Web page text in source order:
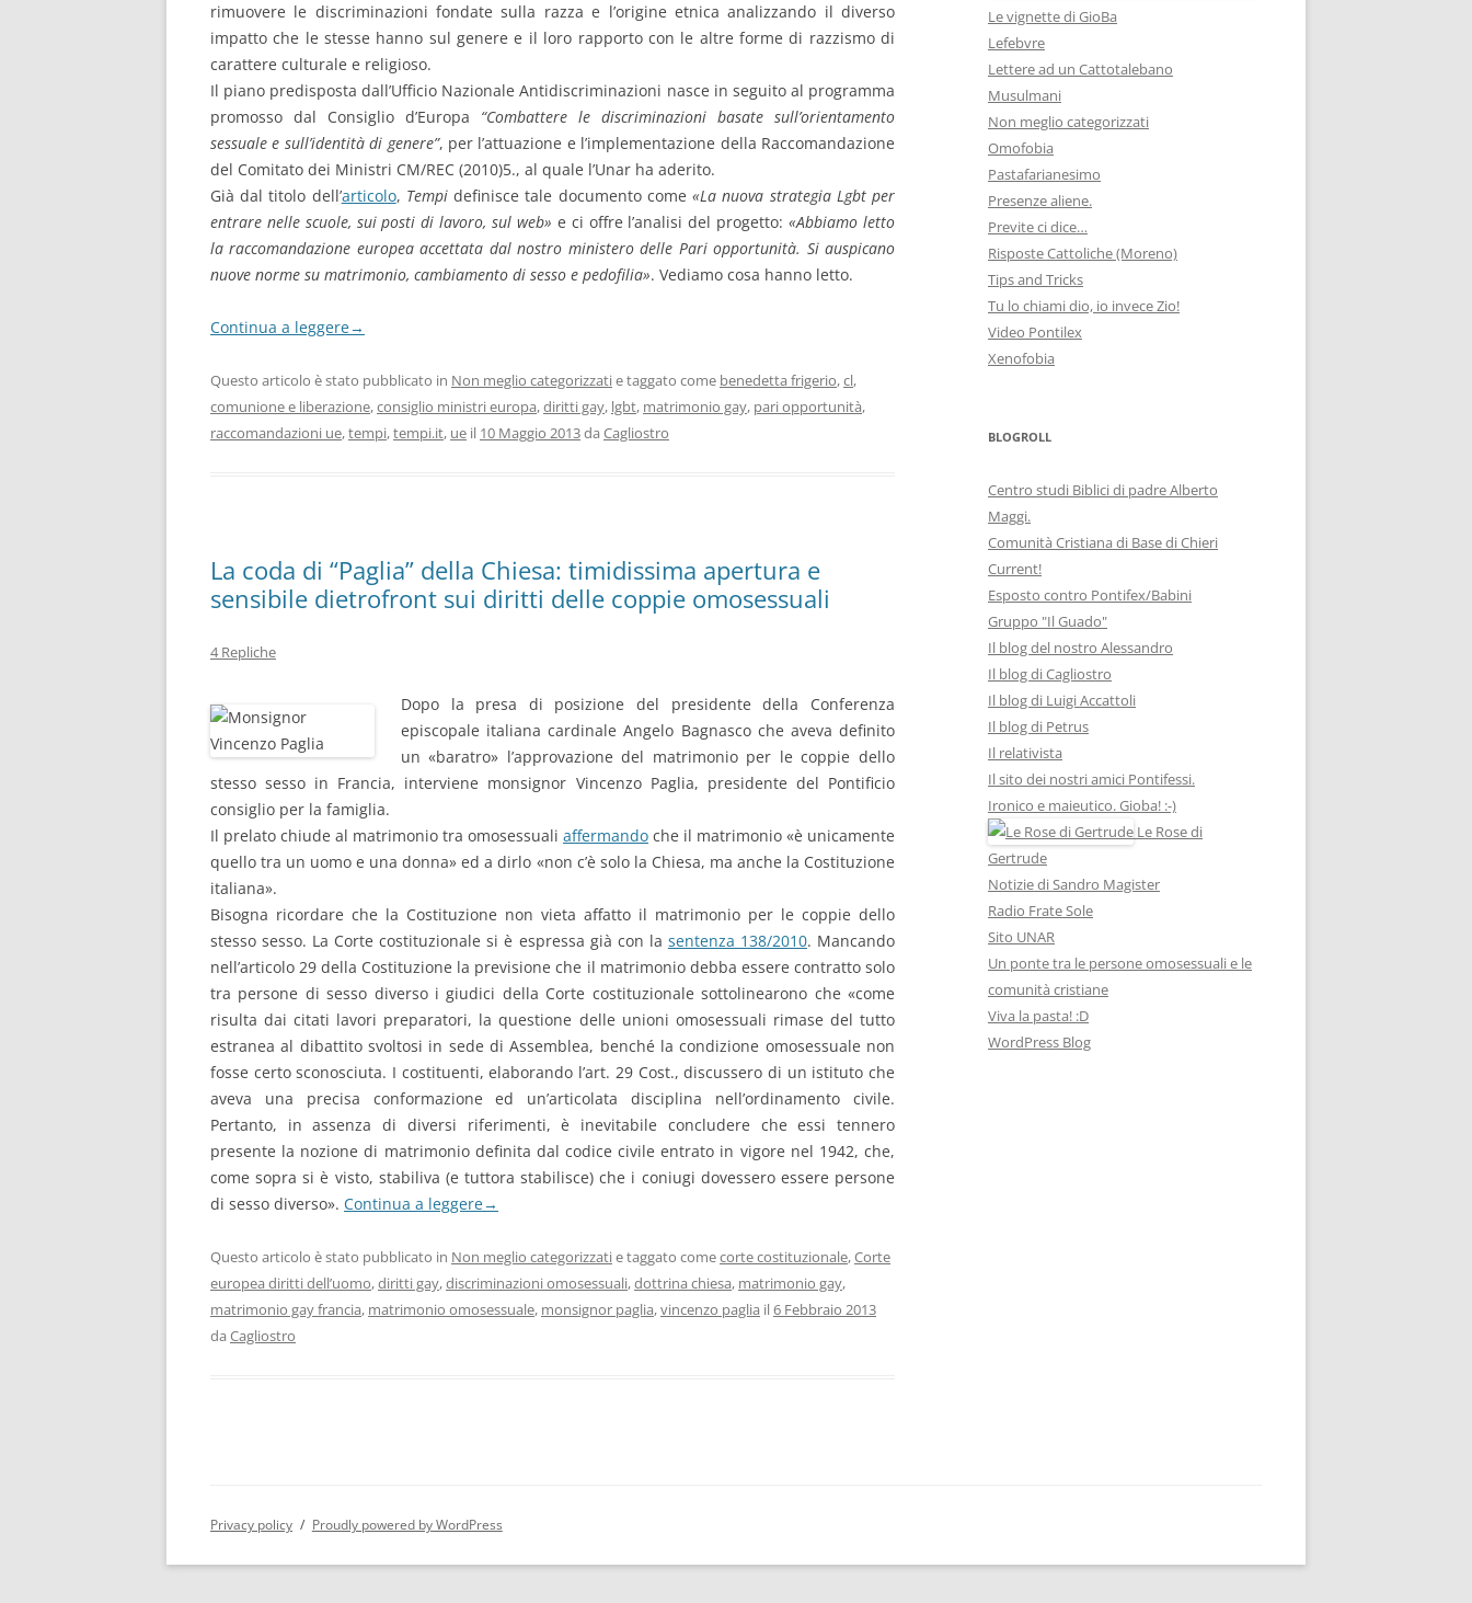
rimuovere le discriminazioni fondate sulla razza e l’origine etnica analizzando il diverso
impatto che le stesse hanno sul genere e il loro rapporto con le altre forme di razzismo di
carattere culturale e religioso.
Il piano predisposta dall’Ufficio Nazionale Antidiscriminazioni nasce in seguito al programma
promosso dal Consiglio d’Europa “Combattere le discriminazioni basate sull’orientamento
sessuale e sull’identità di genere”, per l’attuazione e l’implementazione della Raccomandazione
del Comitato dei Ministri CM/REC (2010)5., al quale l’Unar ha aderito.
Già dal titolo dell’articolo, Tempidefinisce tale documento come«La nuova strategia Lgbt per
entrare nelle scuole, sui posti di lavoro, sul web» e ci offre l’analisi del progetto:«Abbiamo letto
la raccomandazione europea accettata dal nostro ministero delle Pari opportunità. Si auspicano
nuove norme su matrimonio, cambiamento di sesso e pedofilia». Vediamo cosa hanno letto.
Continua a leggere→
Questo articolo è stato pubblicato in Non meglio categorizzatie taggato come benedetta frigerio,cl,
comunione e liberazione,consiglio ministri europa,diritti gay, lgbt, matrimonio gay, pari opportunità,
raccomandazioni ue,tempi,tempi.it, ue il 10 Maggio 2013da Cagliostro
La coda di “Paglia” della Chiesa: timidissima apertura e
sensibile dietrofront sui diritti delle coppie omosessuali
4 Repliche
Dopo la presa di posizione del presidente della Conferenza
episcopale italiana cardinale Angelo Bagnasco che aveva definito
un «baratro» l’approvazione del matrimonio per le coppie dello
stesso sesso in Francia, interviene monsignor Vincenzo Paglia, presidente del Pontificio
consiglio per la famiglia.
Il prelato chiude al matrimonio tra omosessuali affermando che il matrimonio «è unicamente
quello tra un uomo e una donna» ed a dirlo «non c’è solo la Chiesa, ma anche la Costituzione
italiana».
Bisogna ricordare che la Costituzione non vieta affatto il matrimonio per le coppie dello
stesso sesso. La Corte costituzionale si è espressa già con la sentenza 138/2010. Mancando
nell’articolo 29 della Costituzione la previsione che il matrimonio debba essere contratto solo
tra persone di sesso diverso i giudici della Corte costituzionale sottolinearono che «come
risulta dai citati lavori preparatori, la questione delle unioni omosessuali rimase del tutto
estranea al dibattito svoltosi in sede di Assemblea, benché la condizione omosessuale non
fosse certo sconosciuta. I costituenti, elaborando l’art. 29 Cost., discussero di un istituto che
aveva una precisa conformazione ed un’articolata disciplina nell’ordinamento civile.
Pertanto, in assenza di diversi riferimenti, è inevitabile concludere che essi tennero
presente la nozione di matrimonio definita dal codice civile entrato in vigore nel 1942, che,
come sopra si è visto, stabiliva (e tuttora stabilisce) che i coniugi dovessero essere persone
di sesso diverso». Continua a leggere→
Questo articolo è stato pubblicato in Non meglio categorizzatie taggato comecorte costituzionale,Corte
europea diritti dell’uomo,diritti gay,discriminazioni omosessuali,dottrina chiesa, matrimonio gay,
matrimonio gay francia, matrimonio omosessuale, monsignor paglia,vincenzo paglia il6 Febbraio 2013
da Cagliostro
Le vignette di GioBa
Lefebvre
Lettere ad un Cattotalebano
Musulmani
Non meglio categorizzati
Omofobia
Pastafarianesimo
Presenze aliene.
Previte ci dice…
Risposte Cattoliche (Moreno)
Tips and Tricks
Tu lo chiami dio, io invece Zio!
Video Pontilex
Xenofobia
BLOGROLL
Centro studi Biblici di padre Alberto
Maggi.
Comunità Cristiana di Base di Chieri
Current!
Esposto contro Pontifex/Babini
Gruppo "Il Guado"
Il blog del nostro Alessandro
Il blog di Cagliostro
Il blog di Luigi Accattoli
Il blog di Petrus
Il relativista
Il sito dei nostri amici Pontifessi.
Ironico e maieutico. Gioba! :-)
Le Rose di
Gertrude
Notizie di Sandro Magister
Radio Frate Sole
Sito UNAR
Un ponte tra le persone omosessuali e le
comunità cristiane
Viva la pasta! :D
WordPress Blog
Privacy policy Proudly powered by WordPress